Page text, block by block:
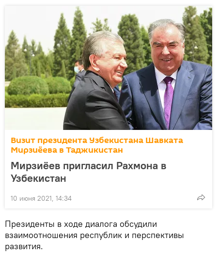
Визит президента Узбекистана Шавката
Мирзиёева в Таджикистан
Мирзиёев пригласил Рахмона в
Узбекистан
10 июня 2021, 14:34
Президенты в ходе диалога обсудили
взаимоотношения республик и перспективы
развития.